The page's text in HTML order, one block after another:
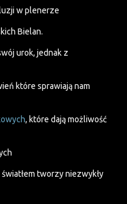
w plenerze
Bielan.
urok, jednak z
które sprawiają nam
, które dają możliwość
tworzy niezwykły